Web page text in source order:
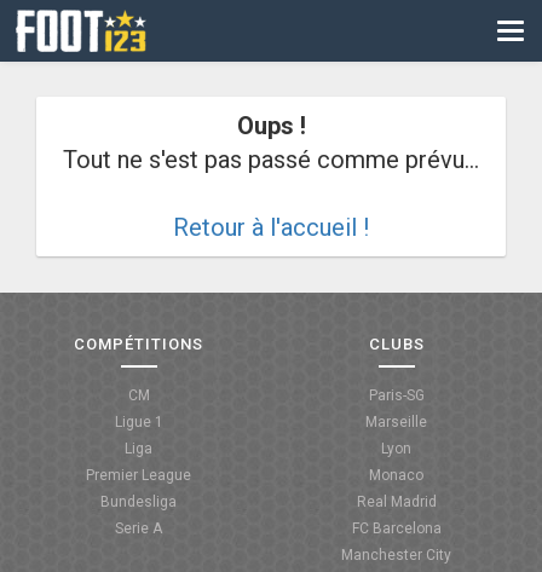
CM
COUPE DE FRANCE
COUPE DE LA LIGUE
Oups !
Tout ne s'est pas passé comme prévu...
Retour à l'accueil !
COMPÉTITIONS
CM
Ligue 1
Liga
Premier League
Bundesliga
Serie A
CLUBS
Paris-SG
Marseille
Lyon
Monaco
Real Madrid
FC Barcelona
Manchester City